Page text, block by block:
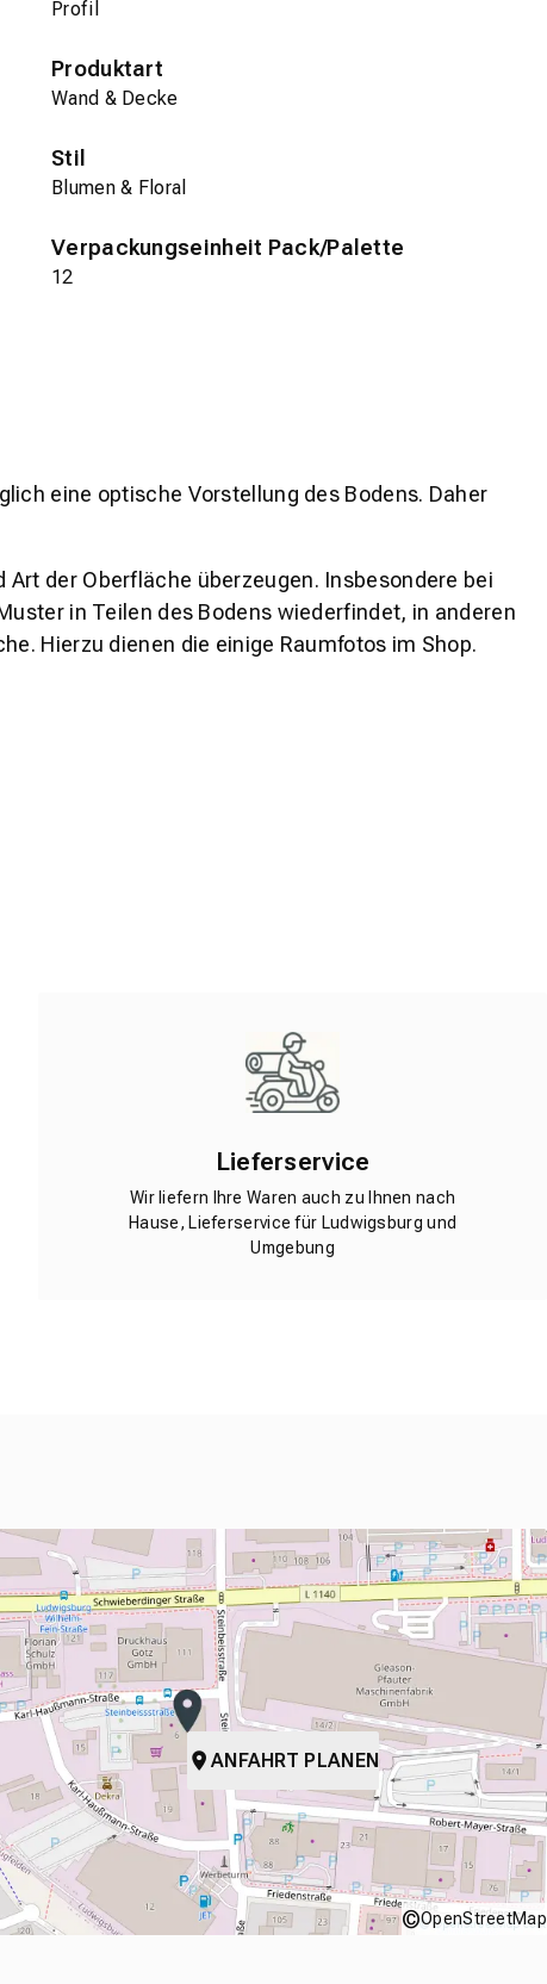
Profil
Produktart
Wand & Decke
Stil
Blumen & Floral
Verpackungseinheit Pack/Palette
12
eine optische Vorstellung des Bodens. Daher
der Oberfläche überzeugen. Insbesondere bei
in Teilen des Bodens wiederfindet, in anderen
Hierzu dienen die einige Raumfotos im Shop.
Lieferservice
Wir liefern Ihre Waren auch zu Ihnen nach
Hause, Lieferservice für Ludwigsburg und
Umgebung
ANFAHRT PLANEN
©OpenStreetMap